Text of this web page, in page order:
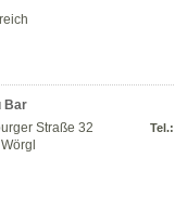
Bar
Straße 32
Tel.: